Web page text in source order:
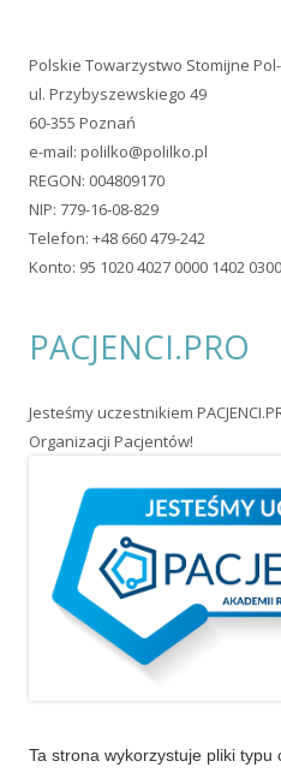
Polskie Towarzystwo Stomijne
ul. Przybyszewskiego 49
60-355 Poznań
e-mail: polilko@polilko.pl
REGON: 004809170
NIP: 779-16-08-829
Telefon: +48 660 479-242
Konto: 95 1020 4027 0000 1402
PACJENCI.PRO
Jesteśmy uczestnikiem
Organizacji Pacjentów!
Ta strona wykorzystuje pliki